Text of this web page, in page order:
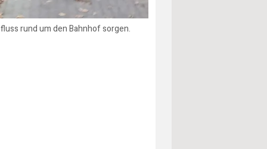
rund um den Bahnhof sorgen.